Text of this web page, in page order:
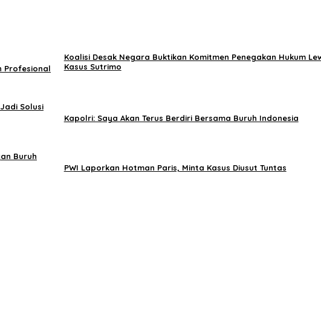
Profesional
Koalisi Desak Negara Buktikan Komitmen Penegakan Hukum
Kasus Sutrimo
Solusi
Kapolri: Saya Akan Terus Berdiri Bersama Buruh Indonesia
Buruh
PWI Laporkan Hotman Paris, Minta Kasus Diusut Tuntas